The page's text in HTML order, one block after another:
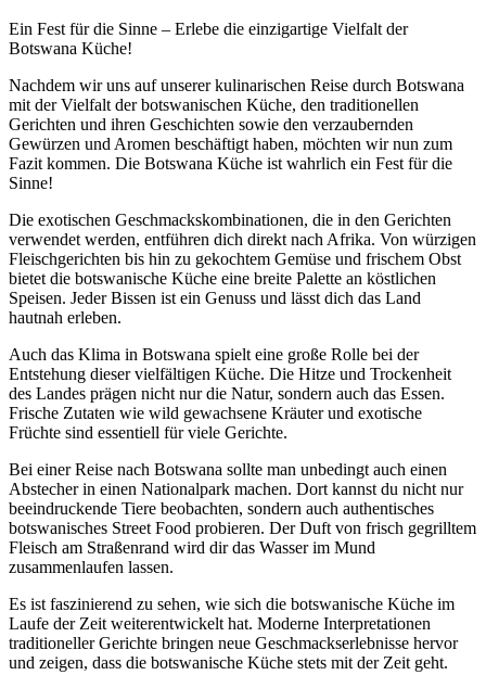
Ein Fest für die Sinne – Erlebe die einzigartige Vielfalt der
Botswana Küche!
Nachdem wir uns auf unserer kulinarischen Reise durch Botswana
mit der Vielfalt der botswanischen Küche, den traditionellen
Gerichten und ihren Geschichten sowie den verzaubernden
Gewürzen und Aromen beschäftigt haben, möchten wir nun zum
Fazit kommen. Die Botswana Küche ist wahrlich ein Fest für die
Sinne!
Die exotischen Geschmackskombinationen, die in den Gerichten
verwendet werden, entführen dich direkt nach Afrika. Von würzigen
Fleischgerichten bis hin zu gekochtem Gemüse und frischem Obst
bietet die botswanische Küche eine breite Palette an köstlichen
Speisen. Jeder Bissen ist ein Genuss und lässt dich das Land
hautnah erleben.
Auch das Klima in Botswana spielt eine große Rolle bei der
Entstehung dieser vielfältigen Küche. Die Hitze und Trockenheit
des Landes prägen nicht nur die Natur, sondern auch das Essen.
Frische Zutaten wie wild gewachsene Kräuter und exotische
Früchte sind essentiell für viele Gerichte.
Bei einer Reise nach Botswana sollte man unbedingt auch einen
Abstecher in einen Nationalpark machen. Dort kannst du nicht nur
beeindruckende Tiere beobachten, sondern auch authentisches
botswanisches Street Food probieren. Der Duft von frisch gegrilltem
Fleisch am Straßenrand wird dir das Wasser im Mund
zusammenlaufen lassen.
Es ist faszinierend zu sehen, wie sich die botswanische Küche im
Laufe der Zeit weiterentwickelt hat. Moderne Interpretationen
traditioneller Gerichte bringen neue Geschmackserlebnisse hervor
und zeigen, dass die botswanische Küche stets mit der Zeit geht.